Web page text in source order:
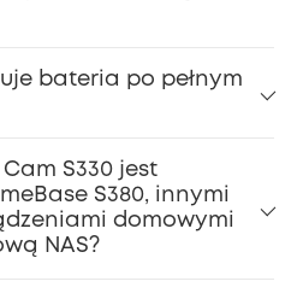
bateria po pełnym
Cam S330 jest
S380, innymi
domowymi
NAS?